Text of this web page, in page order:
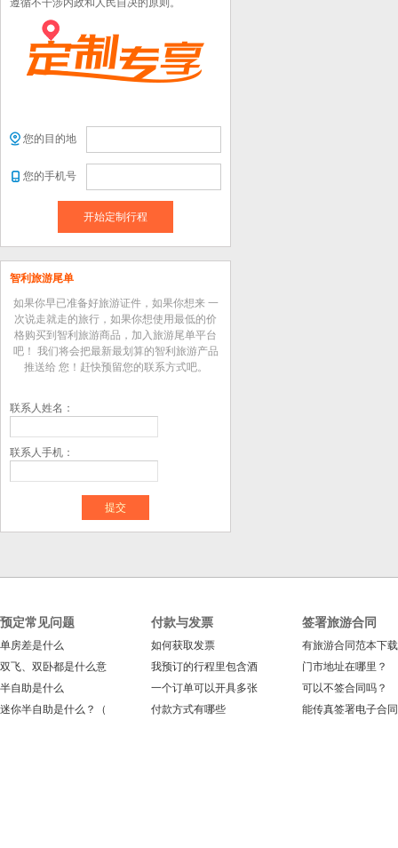
遵循不干涉内政和人民自决的原则。
您的目的地
您的手机号
开始定制行程
智利旅游尾单
如果你早已准备好旅游证件，如果你想来 一
次说走就走的旅行，如果你想使用最低的价
格购买到智利旅游商品，加入旅游尾单平台
吧！ 我们将会把最新最划算的智利旅游产品
推送给 您！赶快预留您的联系方式吧。
联系人姓名：
联系人手机：
预定常见问题
单房差是什么
双飞、双卧都是什么意
半自助是什么
迷你半自助是什么？（
付款与发票
如何获取发票
我预订的行程里包含酒
一个订单可以开具多张
付款方式有哪些
签署旅游合同
有旅游合同范本下
门市地址在哪里？
可以不签合同吗？
能传真签署电子合